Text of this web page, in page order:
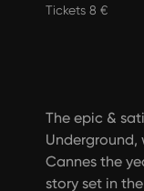
Tickets 8 €
The epic &
Underground,
Cannes the
story set in